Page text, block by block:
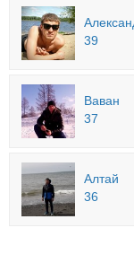
39
Ваван
37
Алтай
36